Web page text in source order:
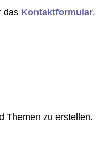
das Kontaktformular.
Themen zu erstellen.